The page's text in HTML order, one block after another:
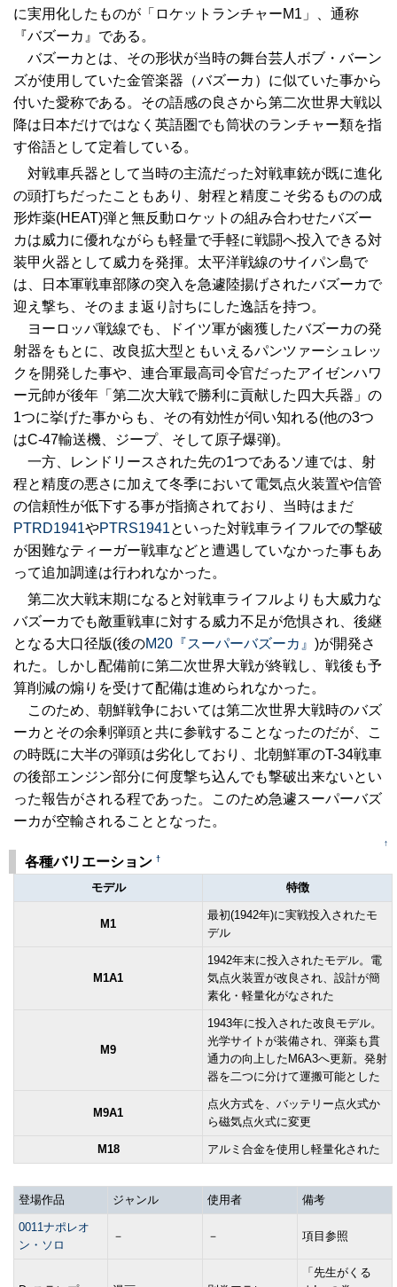
に実用化したものが「ロケットランチャーM1」、通称
『バズーカ』である。
バズーカとは、その形状が当時の舞台芸人ボブ・バーン
ズが使用していた金管楽器（バズーカ）に似ていた事から
付いた愛称である。その語感の良さから第二次世界大戦以
降は日本だけではなく英語圏でも筒状のランチャー類を指
す俗語として定着している。
対戦車兵器として当時の主流だった対戦車銃が既に進化
の頭打ちだったこともあり、射程と精度こそ劣るものの成
形炸薬(HEAT)弾と無反動ロケットの組み合わせたバズー
カは威力に優れながらも軽量で手軽に戦闘へ投入できる対
装甲火器として威力を発揮。太平洋戦線のサイパン島で
は、日本軍戦車部隊の突入を急遽陸揚げされたバズーカで
迎え撃ち、そのまま返り討ちにした逸話を持つ。
ヨーロッパ戦線でも、ドイツ軍が鹵獲したバズーカの発
射器をもとに、改良拡大型ともいえるパンツァーシュレッ
クを開発した事や、連合軍最高司令官だったアイゼンハワ
ー元帥が後年「第二次大戦で勝利に貢献した四大兵器」の
1つに挙げた事からも、その有効性が伺い知れる(他の3つ
はC-47輸送機、ジープ、そして原子爆弾)。
一方、レンドリースされた先の1つであるソ連では、射
程と精度の悪さに加えて冬季において電気点火装置や信管
の信頼性が低下する事が指摘されており、当時はまだ
PTRD1941やPTRS1941といった対戦車ライフルでの撃破
が困難なティーガー戦車などと遭遇していなかった事もあ
って追加調達は行われなかった。
第二次大戦末期になると対戦車ライフルよりも大威力な
バズーカでも敵重戦車に対する威力不足が危惧され、後継
となる大口径版(後のM20『スーパーバズーカ』 )が開発さ
れた。しかし配備前に第二次世界大戦が終戦し、戦後も予
算削減の煽りを受けて配備は進められなかった。
このため、朝鮮戦争においては第二次世界大戦時のバズ
ーカとその余剰弾頭と共に参戦することなったのだが、こ
の時既に大半の弾頭は劣化しており、北朝鮮軍のT-34戦車
の後部エンジン部分に何度撃ち込んでも撃破出来ないとい
った報告がされる程であった。このため急遽スーパーバズ
ーカが空輸されることとなった。
↑
各種バリエーション †
モデル 特徴
M1
最初(1942年)に実戦投入されたモ
デル
M1A1
1942年末に投入されたモデル。電
気点火装置が改良され、設計が簡
素化・軽量化がなされた
M9
1943年に投入された改良モデル。
光学サイトが装備され、弾薬も貫
通力の向上したM6A3へ更新。発射
器を二つに分けて運搬可能とした
M9A1
点火方式を、バッテリー点火式か
ら磁気点火式に変更
M18 アルミ合金を使用し軽量化された
登場作品 ジャンル 使用者 備考
0011ナポレオ
ン・ソロ
－ － 項目参照
「先生がくる